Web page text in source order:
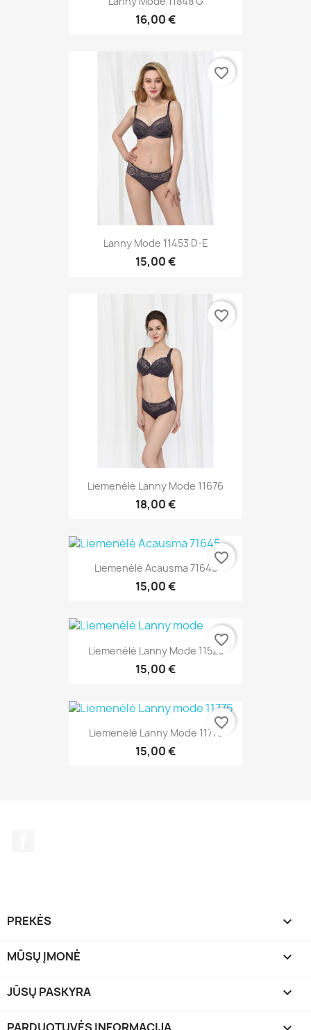
16,00 €
Lanny Mode 11453 D-E
15,00 €
favorite_border
Liemenėlė Lanny Mode 11676
18,00 €
favorite_border
Liemenėlė Acausma 71645
15,00 €
favorite_border
Liemenėlė Lanny Mode 11528
15,00 €
favorite_border
Liemenėlė Lanny Mode 11775
15,00 €
favorite_border
PREKĖS 
MŪSŲ ĮMONĖ 
JŪSŲ PASKYRA 